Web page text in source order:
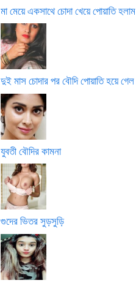
মা মেয়ে একসাথে চোদা খেয়ে পোয়াতি হলাম
দুই মাস চোদার পর বৌদি পোয়াতি হয়ে গেল
যুবতী বৌদির কামনা
গুদের ভিতর সুড়সুড়ি